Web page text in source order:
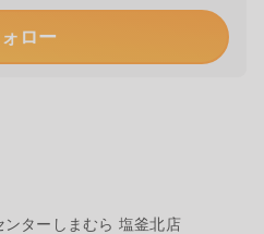
ロー
ンターしまむら 塩釜北店